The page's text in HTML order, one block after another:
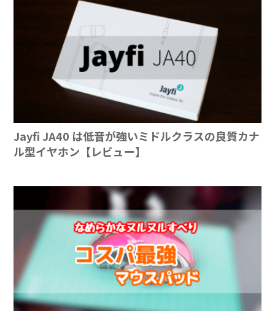
Jayfi JA40 は低音が強いミドルクラスの良質カナ
ル型イヤホン【レビュー】